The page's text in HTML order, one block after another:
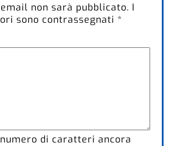
non sarà pubblicato. I
sono contrassegnati *
numero di caratteri ancora